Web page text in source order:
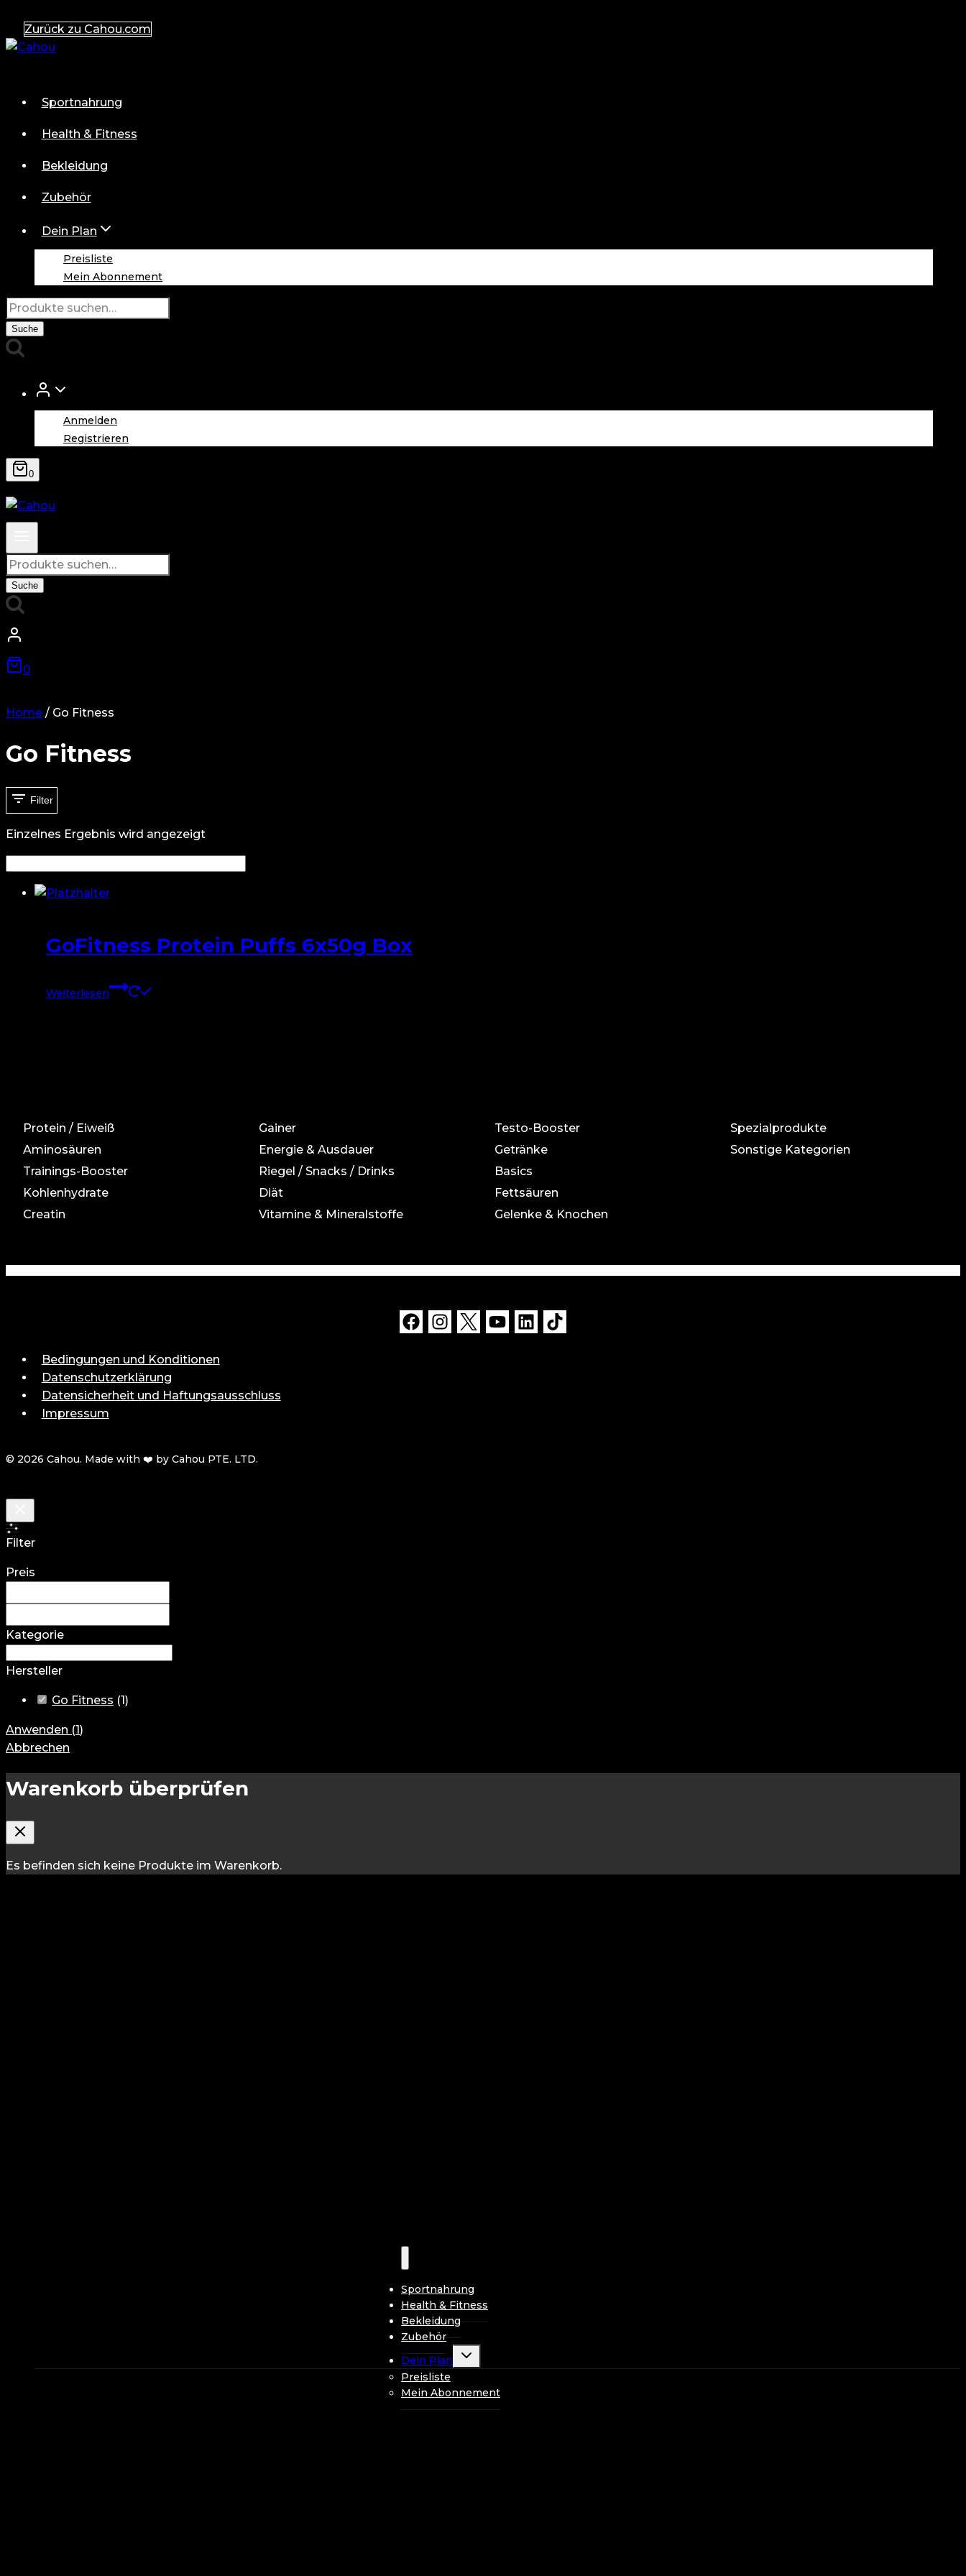
Inhalt
springen
Zurück zu Cahou.com
Sportnahrung
Health & Fitness
Bekleidung
Zubehör
Dein Plan
Preisliste
Mein Abonnement
Suche
nach:
Suche
Anmelden
Registrieren
0
Suche
nach:
Suche
0
Home / Go Fitness
Go Fitness
Filter
Einzelnes Ergebnis wird angezeigt
GoFitness Protein Puffs 6x50g Box
Weiterlesen
Protein / Eiweiß
Aminosäuren
Trainings-Booster
Kohlenhydrate
Creatin
Gainer
Energie & Ausdauer
Riegel / Snacks / Drinks
Diät
Vitamine & Mineralstoffe
Testo-Booster
Getränke
Basics
Fettsäuren
Gelenke & Knochen
Spezialprodukte
Sonstige Kategorien
Bedingungen und Konditionen
Datenschutzerklärung
Datensicherheit und Haftungsausschluss
Impressum
© 2026 Cahou. Made with ❤️ by Cahou PTE. LTD.
Filter
Preis
Kategorie
Hersteller
Go Fitness (1)
Anwenden (1)
Abbrechen
Warenkorb überprüfen
Es befinden sich keine Produkte im Warenkorb.
Sportnahrung
Health & Fitness
Bekleidung
Zubehör
Dein Plan
Untermenü
Preisliste
Mein Abonnement